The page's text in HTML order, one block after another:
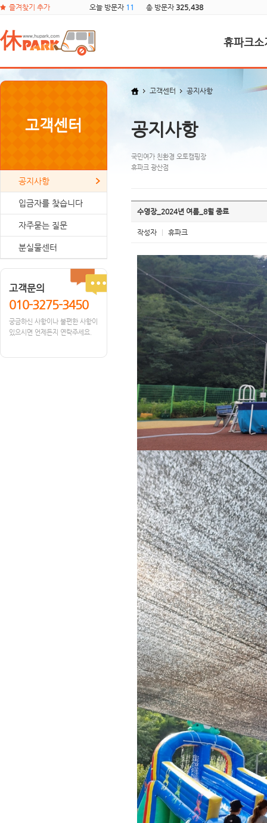
즐겨찾기 추가 오늘 방문자 11 총 방문자 325,438
휴파크소
고객센터
공지사항
입금자를 찾습니다
자주묻는 질문
분실물센터
고객문의
010-3275-3450
궁금하신 사항이나 불편한 사항이
있으시면 언제든지 연락주세요.
고객센터 공지사항
공지사항
국민여가 친환경 오토캠핑장
휴파크 광산점
수영장_2024년 여름_8월 종료
작성자 휴파크